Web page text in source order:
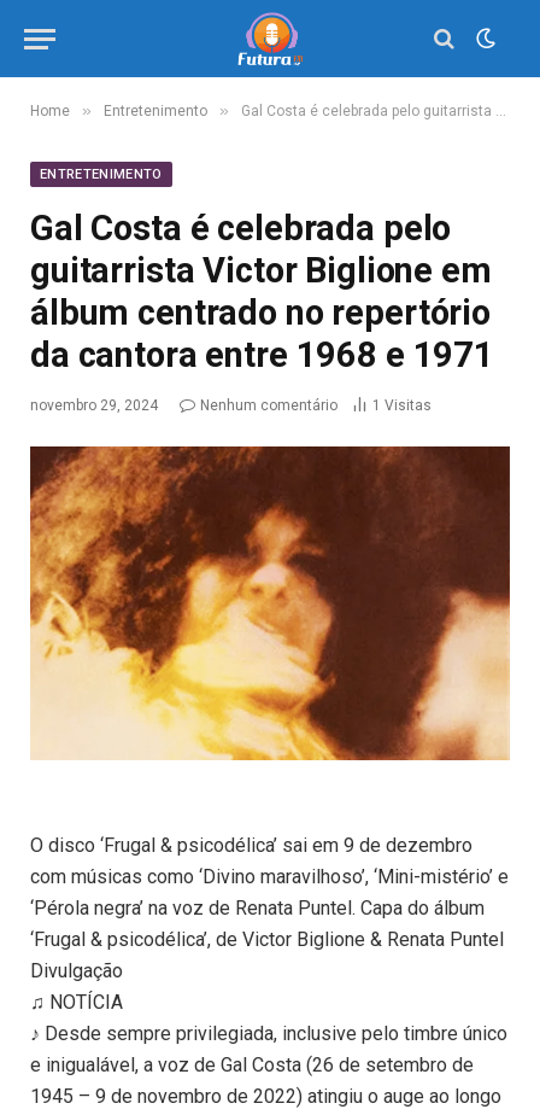
Home » Entretenimento » Gal Costa é celebrada pelo guitarrista Victor Biglione em álbum centrado no repertório da cantora entre 1968 e 1971
ENTRETENIMENTO
Gal Costa é celebrada pelo
guitarrista Victor Biglione em
álbum centrado no repertório
da cantora entre 1968 e 1971
novembro 29, 2024 Nenhum comentário 1 Visitas
O disco ‘Frugal & psicodélica’ sai em 9 de dezembro
com músicas como ‘Divino maravilhoso’, ‘Mini-mistério’ e
‘Pérola negra’ na voz de Renata Puntel. Capa do álbum
‘Frugal & psicodélica’, de Victor Biglione & Renata Puntel
Divulgação
♫ NOTÍCIA
♪ Desde sempre privilegiada, inclusive pelo timbre único
e inigualável, a voz de Gal Costa (26 de setembro de
1945 – 9 de novembro de 2022) atingiu o auge ao longo